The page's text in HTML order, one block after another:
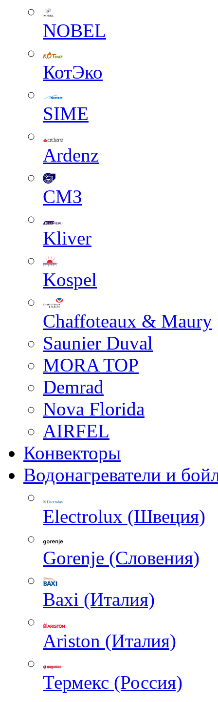
NOBEL
КотЭко
SIME
Ardenz
СМЗ
Kliver
Kospel
Chaffoteaux & Maury
Saunier Duval
MORA TOP
Demrad
Nova Florida
AIRFEL
Конвекторы
Водонагреватели и
Electrolux (Швеция)
Gorenje (Словения)
Baxi (Италия)
Ariston (Италия)
Термекс (Россия)